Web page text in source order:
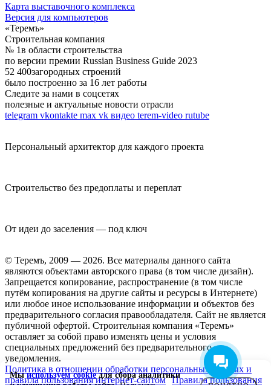
Мыиспользуем cookieдля сбора аналитики
Карта выставочного комплекса
Версия для компьютеров
«Теремъ»
Строительная компания
№ 1в области строительства
по версии премии Russian Business Guide 2023
52 400загородных строений
было построенно за 16 лет работы
Следите за нами в соцсетях
полезные и актуальные новости отрасли
telegram vkontakte max vk видео terem-video rutube
Персональный архитектор для каждого проекта
Строительство без предоплаты и переплат
От идеи до заселения — под ключ
© Теремъ, 2009 — 2026. Все материалы данного сайта
являются объектами авторского права (в том числе дизайн).
Запрещается копирование, распространение (в том числе
путём копирования на другие сайты и ресурсы в Интернете)
или любое иное использование информации и объектов без
предварительного согласия правообладателя. Cайт не является
публичной офертой. Строительная компания «Теремъ»
оставляет за собой право изменять цены и условия
специальных предложений без предварительного
уведомления.
Политика в отношении обработки персональных данных и
правила пользования интернет-сайтом Правила пользования